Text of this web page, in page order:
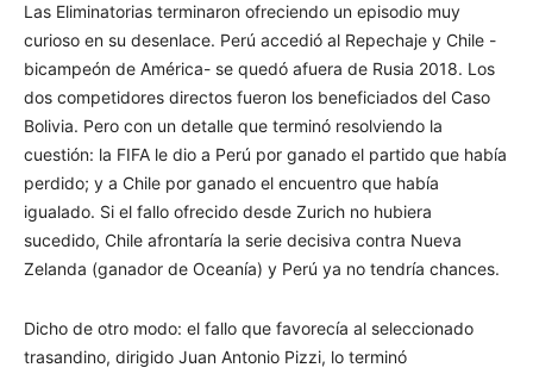
Las Eliminatorias terminaron ofreciendo un episodio muy
curioso en su desenlace. Perú accedió al Repechaje y Chile -
bicampeón de América- se quedó afuera de Rusia 2018. Los
dos competidores directos fueron los beneficiados del Caso
Bolivia. Pero con un detalle que terminó resolviendo la
cuestión: la FIFA le dio a Perú por ganado el partido que había
perdido; y a Chile por ganado el encuentro que había
igualado. Si el fallo ofrecido desde Zurich no hubiera
sucedido, Chile afrontaría la serie decisiva contra Nueva
Zelanda (ganador de Oceanía) y Perú ya no tendría chances.
Dicho de otro modo: el fallo que favorecía al seleccionado
trasandino, dirigido Juan Antonio Pizzi, lo terminó